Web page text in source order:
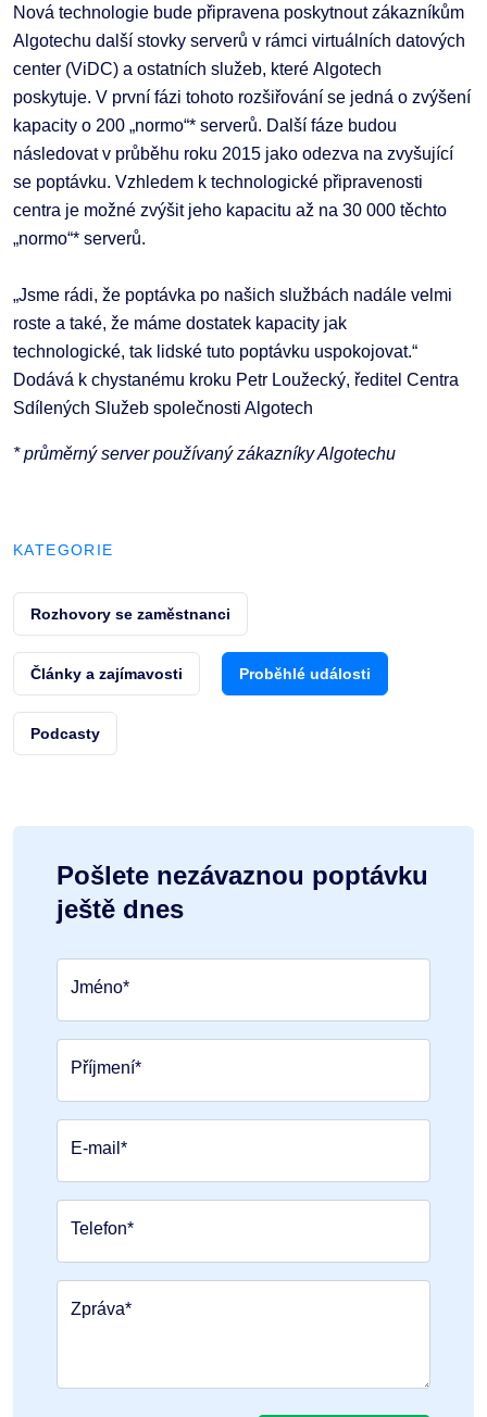
Nová technologie bude připravena poskytnout zákazníkům
Algotechu další stovky serverů v rámci virtuálních datových
center (ViDC) a ostatních služeb, které Algotech
poskytuje. V první fázi tohoto rozšiřování se jedná o zvýšení
kapacity o 200 „normo“* serverů. Další fáze budou
následovat v průběhu roku 2015 jako odezva na zvyšující
se poptávku. Vzhledem k technologické připravenosti
centra je možné zvýšit jeho kapacitu až na 30 000 těchto
„normo“* serverů.
„Jsme rádi, že poptávka po našich službách nadále velmi
roste a také, že máme dostatek kapacity jak
technologické, tak lidské tuto poptávku uspokojovat.“
Dodává k chystanému kroku Petr Loužecký, ředitel Centra
Sdílených Služeb společnosti Algotech
* průměrný server používaný zákazníky Algotechu
KATEGORIE
Rozhovory se zaměstnanci
Články a zajímavosti Proběhlé události
Podcasty
Pošlete nezávaznou poptávku
ještě dnes
Jméno*
Příjmení*
E-mail*
Telefon*
Zpráva*